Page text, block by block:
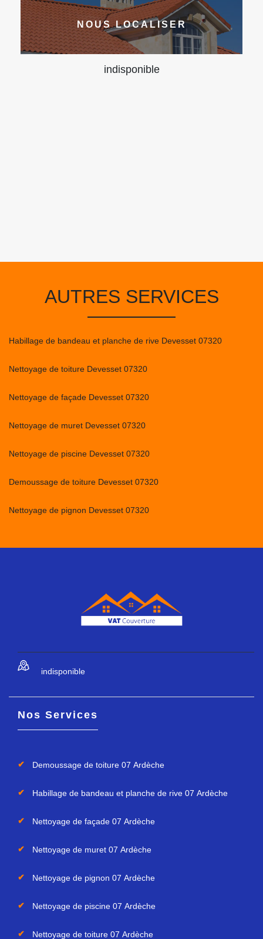
NOUS LOCALISER
indisponible
AUTRES SERVICES
Habillage de bandeau et planche de rive Devesset 07320
Nettoyage de toiture Devesset 07320
Nettoyage de façade Devesset 07320
Nettoyage de muret Devesset 07320
Nettoyage de piscine Devesset 07320
Demoussage de toiture Devesset 07320
Nettoyage de pignon Devesset 07320
indisponible
Nos Services
Demoussage de toiture 07 Ardèche
Habillage de bandeau et planche de rive 07 Ardèche
Nettoyage de façade 07 Ardèche
Nettoyage de muret 07 Ardèche
Nettoyage de pignon 07 Ardèche
Nettoyage de piscine 07 Ardèche
Nettoyage de toiture 07 Ardèche